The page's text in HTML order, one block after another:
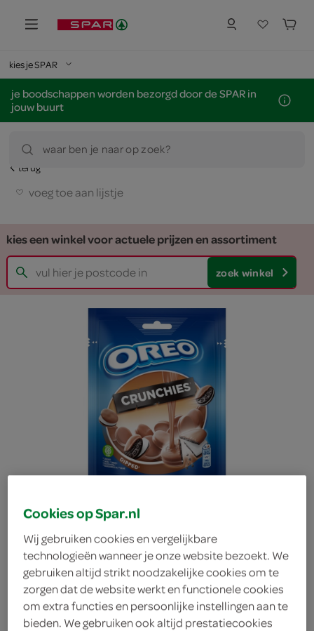
kies je SPAR
je boodschappen worden bezorgd door de SPAR in
jouw buurt
waar ben je naar op zoek?
terug
voeg toe aan lijstje
kies een winkel voor actuele prijzen en assortiment
zoek winkel
Oreo crunchies dipped
Oreo
Cookies op Spar.nl
Wij gebruiken cookies en vergelijkbare
technologieën wanneer je onze website bezoekt. We
gebruiken altijd strikt noodzakelijke cookies om te
zorgen dat de website werkt en functionele cookies
om extra functies en persoonlijke instellingen aan te
bieden. We gebruiken ook altijd prestatiecookies